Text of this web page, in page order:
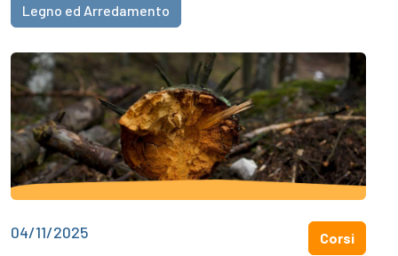
Legno ed Arredamento
04/11/2025 Corsi